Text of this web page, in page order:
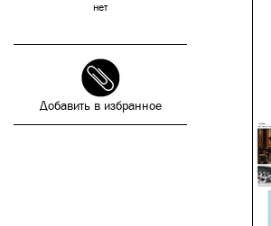
нет
Добавить в избранное